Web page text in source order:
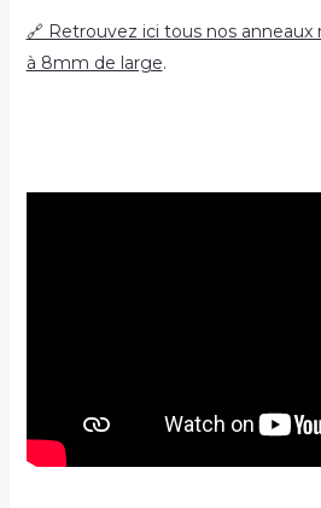
🔗 Retrouvez ici tous nos
à 8mm de large.